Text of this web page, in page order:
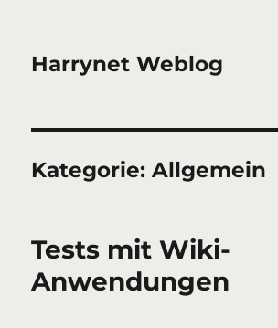
Harrynet Weblog
Kategorie:Allgemein
Tests mit Wiki-
Anwendungen